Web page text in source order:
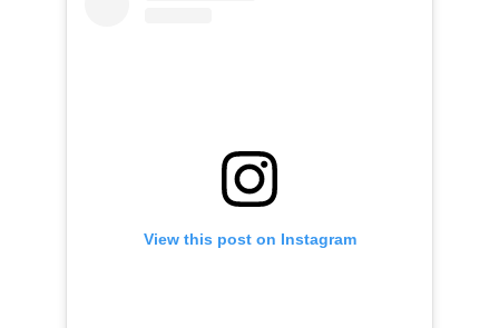
View this post on Instagram